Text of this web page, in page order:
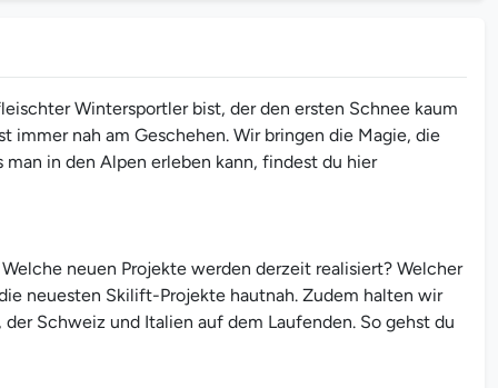
Wintersportler bist, der den ersten Schnee kaum
nah am Geschehen. Wir bringen die Magie, die
in den Alpen erleben kann, findest du hier
neuen Projekte werden derzeit realisiert? Welcher
neuesten Skilift-Projekte hautnah. Zudem halten wir
Schweiz und Italien auf dem Laufenden. So gehst du